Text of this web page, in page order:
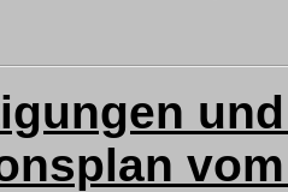
vom